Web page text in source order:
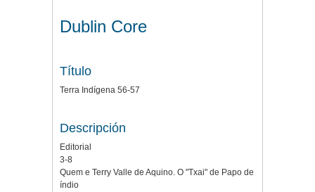
Dublin Core
Título
Terra Indígena 56-57
Descripción
Editorial
3-8
Quem e Terry Valle de Aquino. O "Txai" de Papo de
índio